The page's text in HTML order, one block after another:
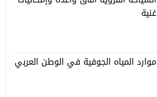
غنية
موارد المياه الجوفية في الوطن العربي